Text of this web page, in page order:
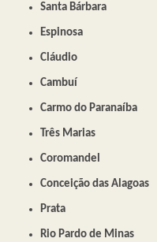
Santa Bárbara
Espinosa
Cláudio
Cambuí
Carmo do Paranaíba
Três Marias
Coromandel
Conceição das Alagoas
Prata
Rio Pardo de Minas